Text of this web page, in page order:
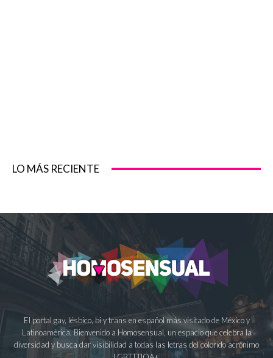
LO MÁS RECIENTE
El portal gay, lésbico, bi y trans en español más visitado de México y
Latinoamérica. Bienvenido a Homosensual, un espacio que celebra la
diversidad y busca dar visibilidad a todas las letras del colorido acrónimo